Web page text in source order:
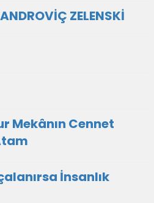
ZELENSKİ
Mekânın Cennet
İnsanlık